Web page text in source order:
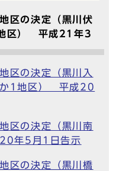
区の決定（黒川伏
区） 平成21年3
区の決定（黒川入
か1地区） 平成20
区の決定（黒川南
年5月1日告示
区の決定（黒川橋